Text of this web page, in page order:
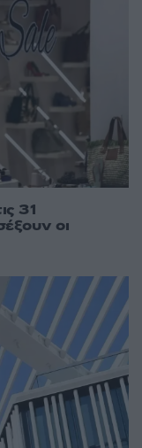
31
οι